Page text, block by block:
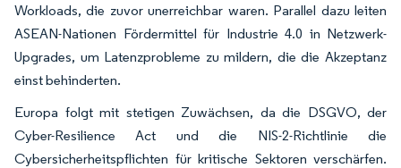
Workloads, die zuvor unerreichbar waren. Parallel dazu leiten
ASEAN-Nationen Fördermittel für Industrie 4.0 in Netzwerk-
Upgrades, um Latenzprobleme zu mildern, die die Akzeptanz
einst behinderten.
Europa folgt mit stetigen Zuwächsen, da die DSGVO, der
Cyber-Resilience Act und die NIS-2-Richtlinie die
Cybersicherheitspflichten für kritische Sektoren verschärfen.